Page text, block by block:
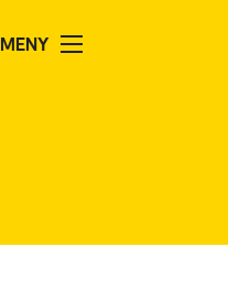
MENY